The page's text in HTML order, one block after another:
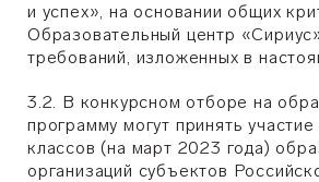
и успех», на основании общих
Образовательный центр
требований, изложенных в
3.2. В конкурсном отборе на
программу могут принять
классов (на март 2023 года)
организаций субъектов